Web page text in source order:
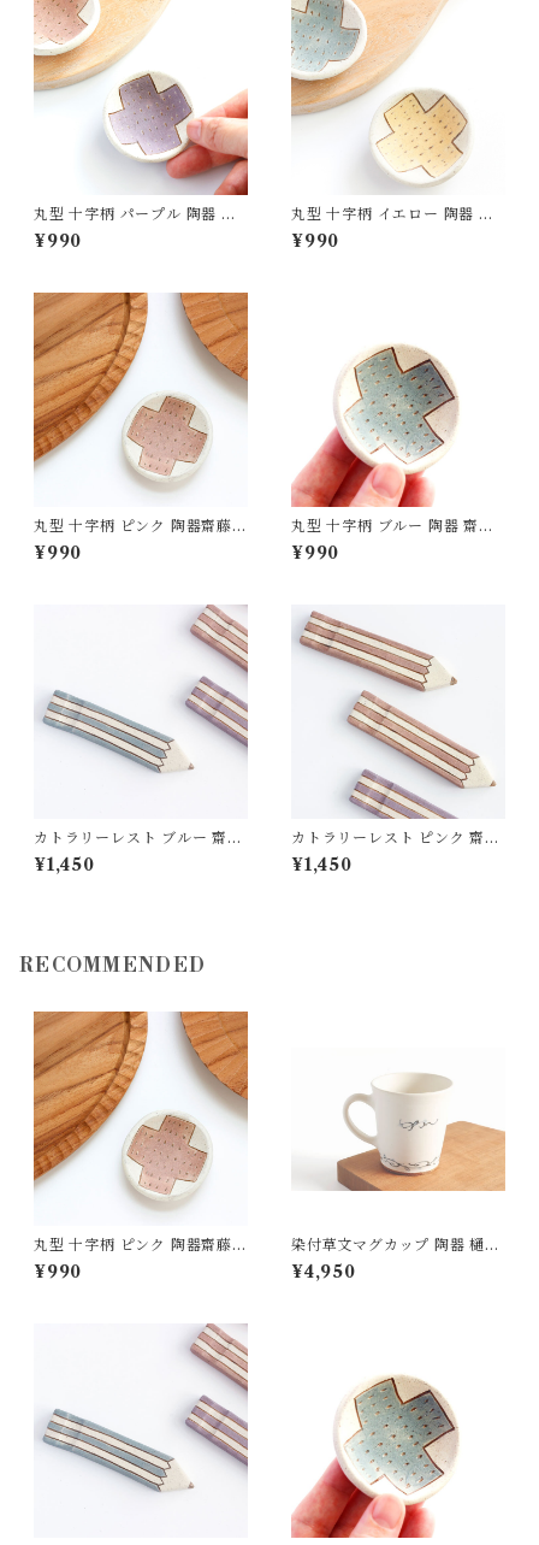
丸型 十字柄 パープル 陶器 齋
藤奈月
¥990
丸型 十字柄 イエロー 陶器 齋
藤奈月
¥990
丸型 十字柄 ピンク 陶器齋藤奈
月
¥990
丸型 十字柄 ブルー 陶器 齋藤
奈月
¥990
カトラリーレスト ブルー 齋藤
奈月
¥1,450
カトラリーレスト ピンク 齋藤
奈月
¥1,450
RECOMMENDED
丸型 十字柄 ピンク 陶器齋藤奈
月
¥990
染付草文マグカップ 陶器 樋口
萌
¥4,950